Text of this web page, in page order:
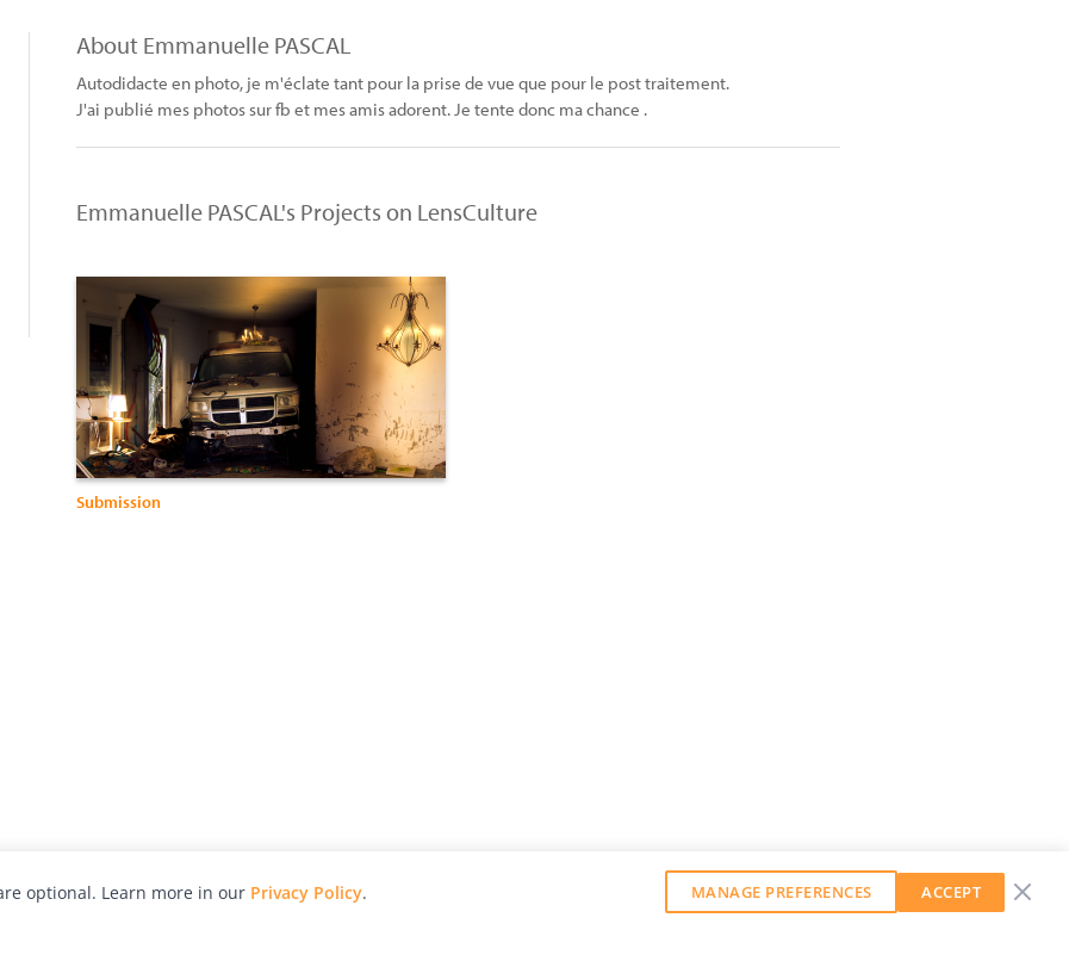
About Emmanuelle PASCAL
Autodidacte en photo, je m'éclate tant pour la prise de vue que pour le post traitement.
J'ai publié mes photos sur fb et mes amis adorent. Je tente donc ma chance .
Emmanuelle PASCAL's Projects on LensCulture
Submission
optional. Learn more in our Privacy Policy. MANAGE PREFERENCES ACCEPT